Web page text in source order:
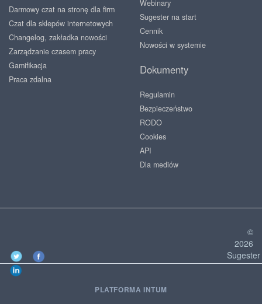
Darmowy czat na stronę dla firm
Czat dla sklepów internetowych
Changelog, zakładka nowości
Zarządzanie czasem pracy
Gamifikacja
Praca zdalna
Webinary
Sugester na start
Cennik
Nowości w systemie
Dokumenty
Regulamin
Bezpieczeństwo
RODO
Cookies
API
Dla mediów
©
2026
Sugester
PLATFORMA INTUM